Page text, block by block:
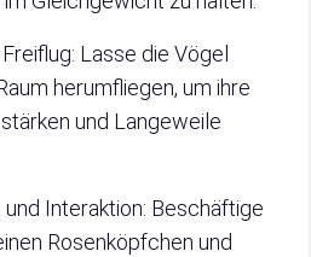
Lasse die Vögel
herumfliegen, um ihre
und Langeweile
Interaktion: Beschäftige
Rosenköpfchen und